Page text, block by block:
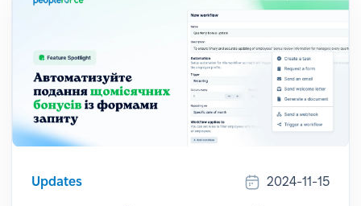
Updates 2024-11-15